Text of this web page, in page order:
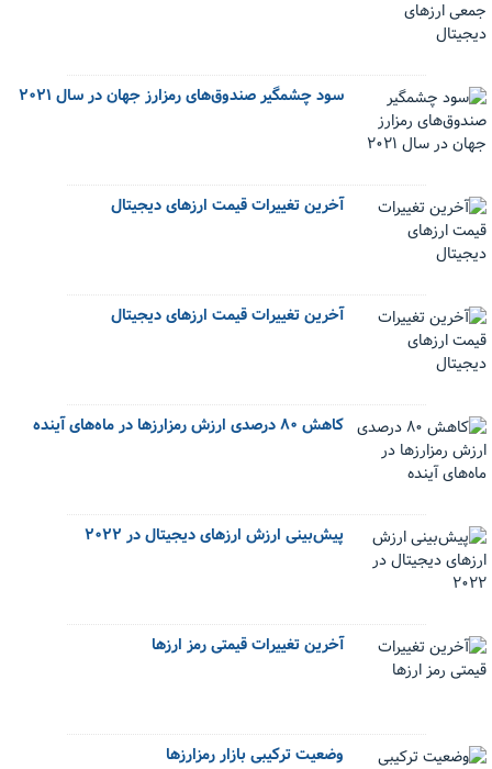
سود چشمگیر صندوق‌های رمزارز جهان در سال ۲۰۲۱
آخرین تغییرات قیمت ارزهای دیجیتال
آخرین تغییرات قیمت ارزهای دیجیتال
کاهش ۸۰ درصدی ارزش رمزارزها در ماه‌های آینده
پیش‌بینی ارزش ارزهای دیجیتال در ۲۰۲۲
آخرین تغییرات قیمتی رمز ارزها
وضعیت ترکیبی بازار رمزارزها